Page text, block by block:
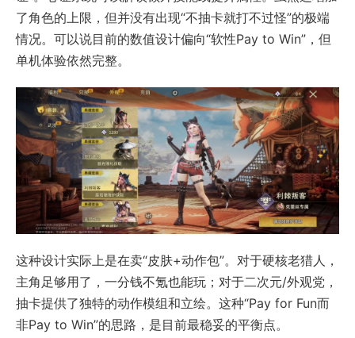
了角色的上限，但并没有出现“不抽卡就打不过怪”的极端
情况。可以说目前的数值设计偏向“软性Pay to Win”，但
单机体验依然完整。
这种设计实际上是在卖“皮肤+动作包”。对于硬核老猎人，
主角足够用了，一分钱不氪也能玩；对于二次元/外观党，
抽卡提供了独特的动作模组和立绘。这种“Pay for Fun而
非Pay to Win”的思路，是目前最稳妥的平衡点。